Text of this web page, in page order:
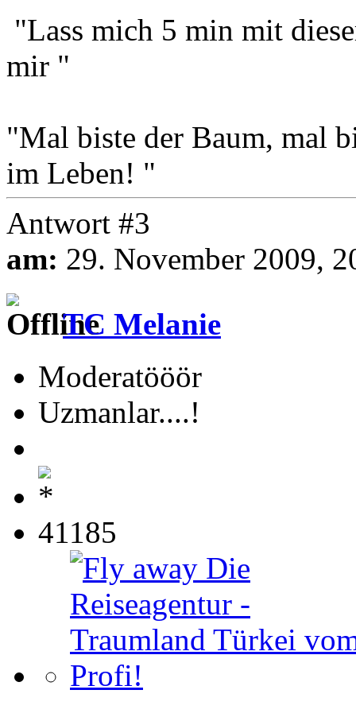
"Lass mich 5 min mit
mir "
"Mal biste der Baum, mal
im Leben! "
Antwort #3
am: 29. November 2009,
TC Melanie
Moderatööör
Uzmanlar....!
41185